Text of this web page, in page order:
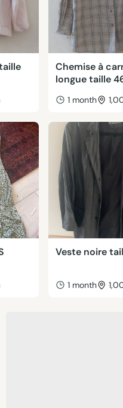
Chemise à
longue taille
1 month
Veste noire
1 month